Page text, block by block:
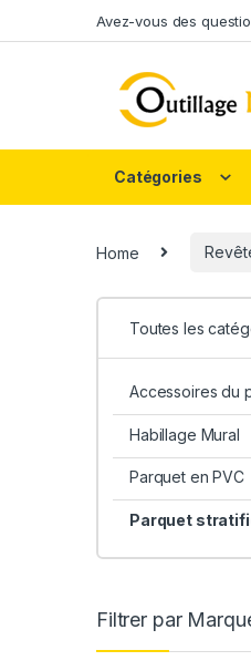
Avez-vous des
Catégories
Home
Toutes les
Accessoires du
Habillage Mural
Parquet en PVC
Parquet
Filtrer par